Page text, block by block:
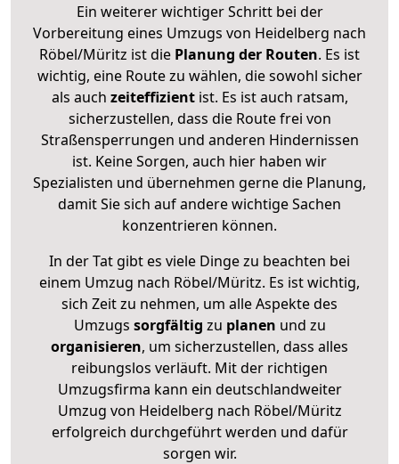
Ein weiterer wichtiger Schritt bei der
Vorbereitung eines Umzugs von Heidelberg nach
Röbel/Müritz ist die Planung der Routen. Es ist
wichtig, eine Route zu wählen, die sowohl sicher
als auch zeiteffizientist. Es ist auch ratsam,
sicherzustellen, dass die Route frei von
Straßensperrungen und anderen Hindernissen
ist. Keine Sorgen, auch hier haben wir
Spezialisten und übernehmen gerne die Planung,
damit Sie sich auf andere wichtige Sachen
konzentrieren können.
In der Tat gibt es viele Dinge zu beachten bei
einem Umzug nach Röbel/Müritz. Es ist wichtig,
sich Zeit zu nehmen, um alle Aspekte des
Umzugs sorgfältig zu planen und zu
organisieren, um sicherzustellen, dass alles
reibungslos verläuft. Mit der richtigen
Umzugsfirma kann ein deutschlandweiter
Umzug von Heidelberg nach Röbel/Müritz
erfolgreich durchgeführt werden und dafür
sorgen wir.